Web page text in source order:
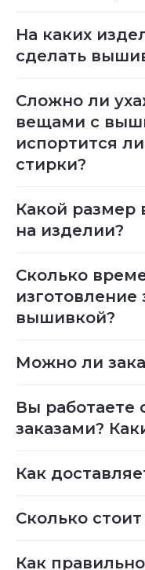
На каких
сделать
Сложно ли
вещами с
испортится
стирки?
Какой размер
на изделии?
Сколько
изготовление
вышивкой?
Можно ли
Вы
заказами?
Как
Сколько
Как